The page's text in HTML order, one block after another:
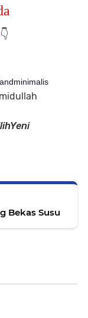
👇
Bekas Susu